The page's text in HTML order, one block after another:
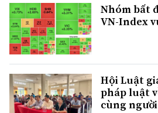
Nhóm bất
VN-Index
Hội Luật
pháp luật
cùng